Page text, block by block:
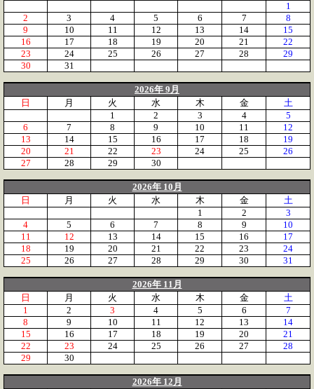
1
2
3 4 5 6 7
8
9
10 11 12 13 14
15
16
17 18 19 20 21
22
23
24 25 26 27 28
29
30
31
2026年 9月
日
月 火 水 木 金
土
1
2 3 4
5
6
7 8 9 10 11
12
13
14 15 16 17 18
19
20
21 22 23 24 25
26
27
28 29 30
2026年 10月
日
月 火 水 木 金
土
1
2
3
4
5 6 7 8 9
10
11
12 13 14 15 16
17
18
19 20 21 22 23
24
25
26 27 28 29 30 31
2026年 11月
日
月 火 水 木 金
土
1
2 3 4 5 6
7
8
9 10 11 12 13
14
15
16 17 18 19 20
21
22
23 24 25 26 27
28
29
30
2026年 12月